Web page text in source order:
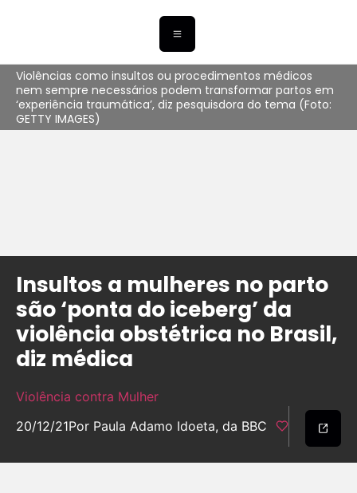
Violências como insultos ou procedimentos médicos
nem sempre necessários podem transformar partos em
‘experiência traumática’, diz pesquisdora do tema (Foto:
GETTY IMAGES)
Insultos a mulheres no parto
são ‘ponta do iceberg’ da
violência obstétrica no Brasil,
diz médica
Violência contra Mulher
20/12/21Por Paula Adamo Idoeta, da BBC